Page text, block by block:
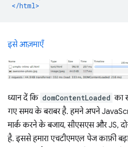
</html>
इसे आज़माएँ
ध्यान दें कि domContentLoaded का
गए समय के बराबर है. हमने अपने
मार्क करने के बजाय, सीएसएस और JS,
है. इससे हमारा एचटीएमएल पेज काफ़ी